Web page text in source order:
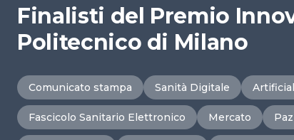
Finalisti del Premio
Politecnico di Milano
Comunicato stampa Sanità Digitale
Fascicolo Sanitario Elettronico Mercato